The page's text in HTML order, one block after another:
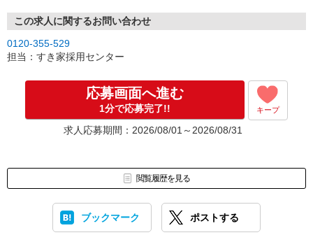
この求人に関するお問い合わせ
0120-355-529
担当：すき家採用センター
応募画面へ進む
1分で応募完了!! キープ
求人応募期間：2026/08/01～2026/08/31
閲覧履歴を見る
ブックマーク ポストする